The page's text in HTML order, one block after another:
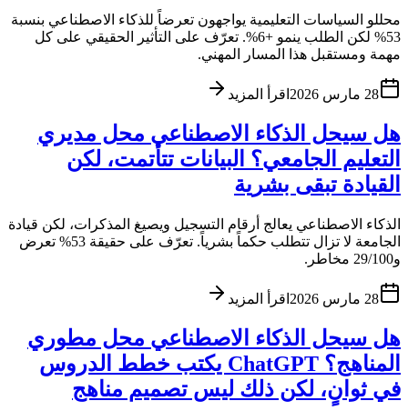
محللو السياسات التعليمية يواجهون تعرضاً للذكاء الاصطناعي بنسبة
53% لكن الطلب ينمو +6%. تعرّف على التأثير الحقيقي على كل
مهمة ومستقبل هذا المسار المهني.
28 مارس 2026 اقرأ المزيد
هل سيحل الذكاء الاصطناعي محل مديري
التعليم الجامعي؟ البيانات تتأتمت، لكن
القيادة تبقى بشرية
الذكاء الاصطناعي يعالج أرقام التسجيل ويصيغ المذكرات، لكن قيادة
الجامعة لا تزال تتطلب حكماً بشرياً. تعرّف على حقيقة 53% تعرض
و29/100 مخاطر.
28 مارس 2026 اقرأ المزيد
هل سيحل الذكاء الاصطناعي محل مطوري
المناهج؟ ChatGPT يكتب خطط الدروس
في ثوانٍ، لكن ذلك ليس تصميم مناهج